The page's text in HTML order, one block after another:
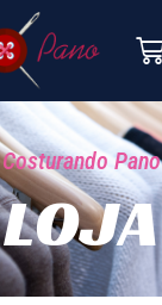
Costurando Pano
LOJA